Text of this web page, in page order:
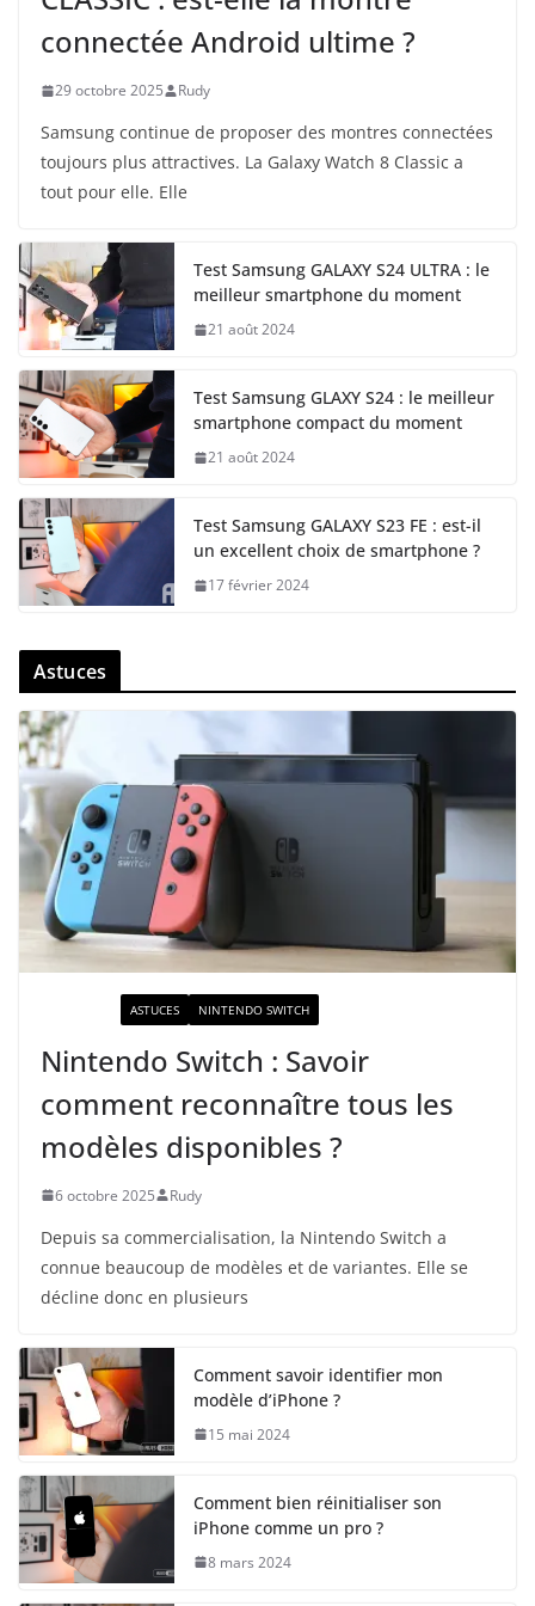
connectée Android ultime ?
29 octobre 2025 Rudy
Samsung continue de proposer des montres connectées
toujours plus attractives. La Galaxy Watch 8 Classic a
tout pour elle. Elle
Test Samsung GALAXY S24 ULTRA : le
meilleur smartphone du moment
21 août 2024
Test Samsung GLAXY S24 : le meilleur
smartphone compact du moment
21 août 2024
Test Samsung GALAXY S23 FE : est-il
un excellent choix de smartphone ?
17 février 2024
Astuces
ASTUCES NINTENDO SWITCH
Nintendo Switch : Savoir
comment reconnaître tous les
modèles disponibles ?
6 octobre 2025 Rudy
Depuis sa commercialisation, la Nintendo Switch a
connue beaucoup de modèles et de variantes. Elle se
décline donc en plusieurs
Comment savoir identifier mon
modèle d’iPhone ?
15 mai 2024
Comment bien réinitialiser son
iPhone comme un pro ?
8 mars 2024